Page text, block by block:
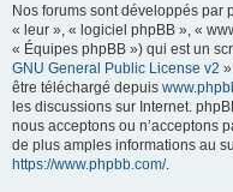
Nos forums sont développés par
« leur », « logiciel phpBB », «
« Équipes phpBB ») qui est un
GNU General Public License v2
être téléchargé depuis
les discussions sur Internet.
nous acceptons ou n’acceptons
de plus amples informations au
https://www.phpbb.com/.